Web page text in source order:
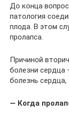
До конца
патология
плода. В этом
пролапса.
Причиной
болезни сердца
болезнь
— Когда